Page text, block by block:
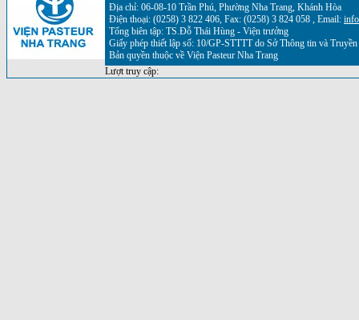
Địa chỉ: 06-08-10 Trần Phú, Phường Nha Trang, Khánh Hòa
Điện thoại: (0258) 3 822 406, Fax: (0258) 3 824 058 , Email:
Tổng biên tập: TS.Đỗ Thái Hùng - Viện trưởng
Giấy phép thiết lập số: 10/GP-STTTT do Sở Thông tin và
Bản quyền thuộc về Viện Pasteur Nha Trang
Lượt truy cập: